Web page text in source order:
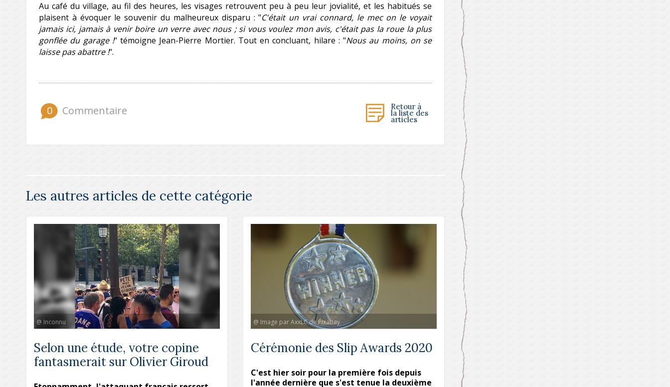
Au café du village, au fil des heures, les visages retrouvent peu à peu leur jovialité, et les habitués se
plaisent à évoquer le souvenir du malheureux disparu : "C'était un vrai connard, le mec on le voyait
jamais ici, jamais à venir boire un verre avec nous ; si vous voulez mon avis, c'était pas la roue la plus
gonflée du garage !" témoigne Jean-Pierre Mortier. Tout en concluant, hilare : "Nous au moins, on se
laisse pas abattre !".
0 Commentaire Retour à
la liste des
articles
Les autres articles de cette catégorie
@ Inconnu
Selon une étude, votre copine
fantasmerait sur Olivier Giroud
@ Image par AxxLC de Pixabay
Cérémonie des Slip Awards 2020
C'est hier soir pour la première fois depuis
l'année dernière que s'est tenue la deuxième